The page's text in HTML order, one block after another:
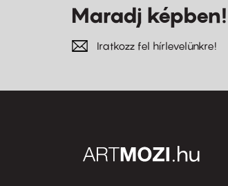
Maradj képben!
Iratkozz fel hírlevelünkre!